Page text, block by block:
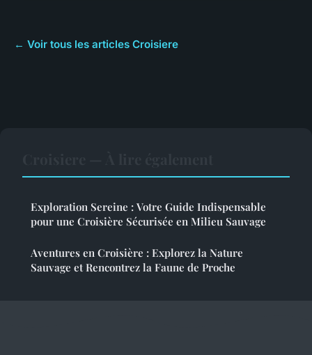
← Voir tous les articles Croisiere
Exploration Sereine : Votre Guide Indispensable
pour une Croisière Sécurisée en Milieu Sauvage
Aventures en Croisière : Explorez la Nature
Sauvage et Rencontrez la Faune de Proche